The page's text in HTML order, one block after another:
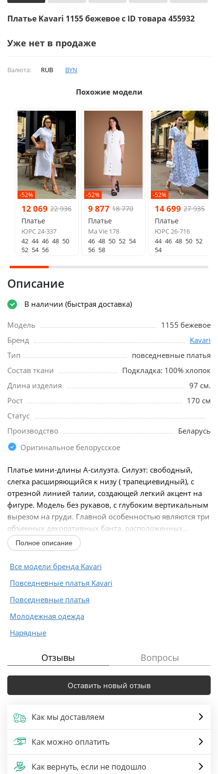
Платье Kavari 1155 бежевое с ID товара 455932
Уже нет в продаже
Валюта: RUB BYN
Похожие модели
-52%
12 069 22 936
Платье
ЮРС 24-337
42 44 46 48 50
52 54 56
-52%
9 877 18 770
Платье
Ma Vie 178
46 48 50 52 54
56 58
-52%
14 699 27 935
Платье
ЮРС 26-716
44 46 48 50 52
54
Описание
В наличии (быстрая доставка)
Модель
1155 бежевое
Бренд
Kavari
Тип
повседневные платья
Состав ткани
Подкладка: 100% хлопок
Длина изделия
97 см.
Рост
170 см
Статус
Производство
Беларусь
Оригинальное белорусское
Платье мини-длины А-силуэта. Силуэт: свободный,
слегка расширяющийся к низу ( трапециевидный), с
отрезной линией талии, создающей легкий акцент на
фигуре. Модель без рукавов, с глубоким вертикальным
вырезом на груди. Главной особенностью являются три
объемных декоративных банта, расположенных...
Полное описание
Все модели бренда Kavari
Повседневные платья Kavari
Повседневные платья
Молодежная одежда
Нарядные
Отзывы Вопросы
Оставить новый отзыв
Как мы доставляем
Как можно оплатить
Как вернуть, если не подошло